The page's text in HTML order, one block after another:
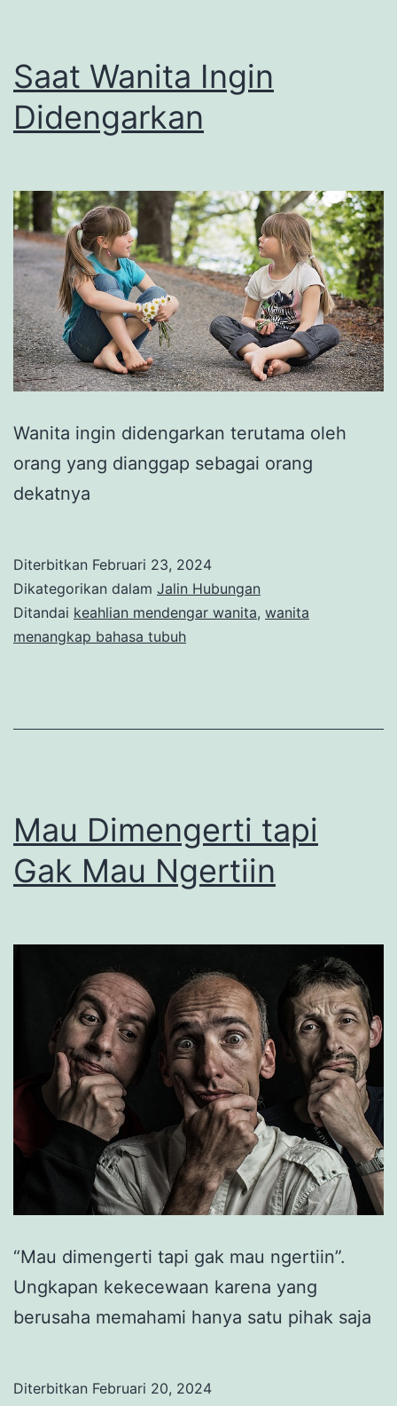
Saat Wanita Ingin
Didengarkan
Wanita ingin didengarkan terutama oleh
orang yang dianggap sebagai orang
dekatnya
Diterbitkan Februari 23, 2024
Dikategorikan dalam Jalin Hubungan
Ditandai keahlian mendengar wanita, wanita
menangkap bahasa tubuh
Mau Dimengerti tapi
Gak Mau Ngertiin
“Mau dimengerti tapi gak mau ngertiin”.
Ungkapan kekecewaan karena yang
berusaha memahami hanya satu pihak saja
Diterbitkan Februari 20, 2024